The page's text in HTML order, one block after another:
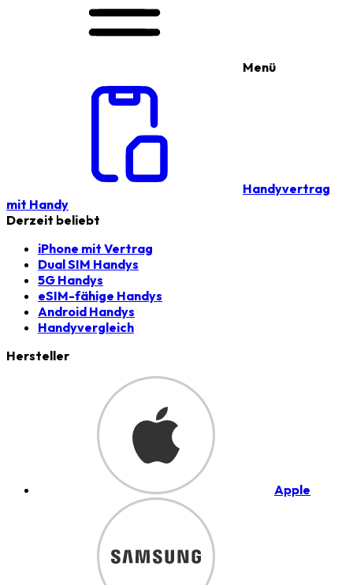
Menü
Handyvertrag
mit Handy
Derzeit beliebt
iPhone mit Vertrag
Dual SIM Handys
5G Handys
eSIM-fähige Handys
Android Handys
Handyvergleich
Hersteller
Apple